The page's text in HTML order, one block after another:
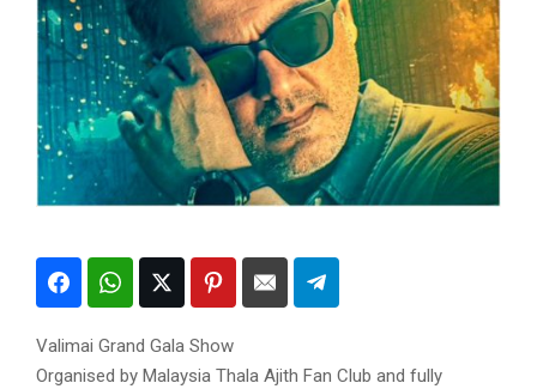
Valimai Grand Gala Show
Organised by Malaysia Thala Ajith Fan Club and fully